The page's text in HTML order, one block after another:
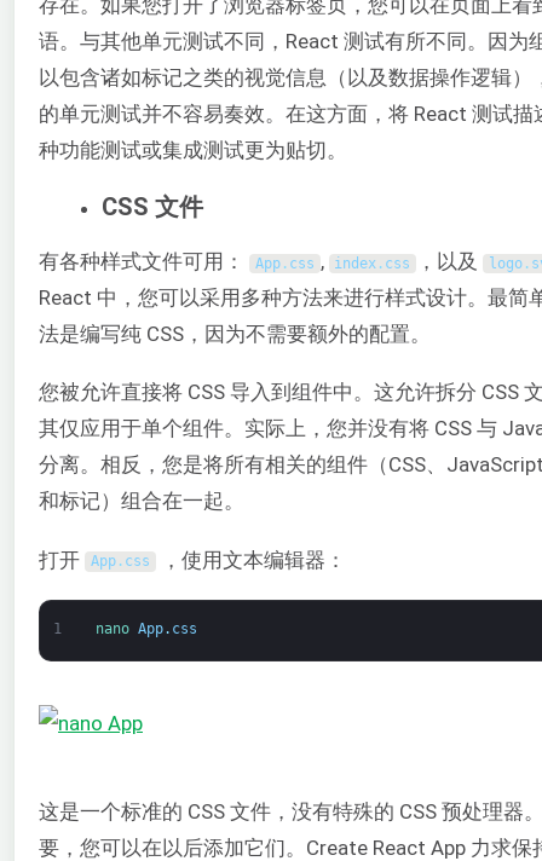
存在。如果您打开了浏览器标签页，您可以在页面上看
语。与其他单元测试不同，React 测试有所不同。因为
以包含诸如标记之类的视觉信息（以及数据操作逻辑）
的单元测试并不容易奏效。在这方面，将 React 测试描
种功能测试或集成测试更为贴切。
CSS 文件
有各种样式文件可用： App. css , index . css ，以及 logo.
React 中，您可以采用多种方法来进行样式设计。最简
法是编写纯 CSS，因为不需要额外的配置。
您被允许直接将 CSS 导入到组件中。这允许拆分 CSS
其仅应用于单个组件。实际上，您并没有将 CSS 与
分离。相反，您是将所有相关的组件（CSS、
和标记）组合在一起。
打开 App. css ，使用文本编辑器：
1 nano App. css
这是一个标准的 CSS 文件，没有特殊的 CSS 预处理器
要，您可以在以后添加它们。Create React App 力求保